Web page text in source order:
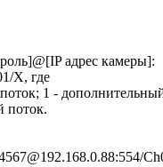
адрес камеры]:
X, где
1 -
поток.